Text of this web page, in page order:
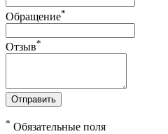
Обращение*
Отзыв*
Отправить
* Обязательные поля